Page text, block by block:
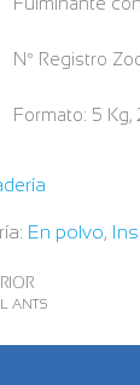
Nº Registro
Formato: 5 Kg,
En polvo,
ANTS